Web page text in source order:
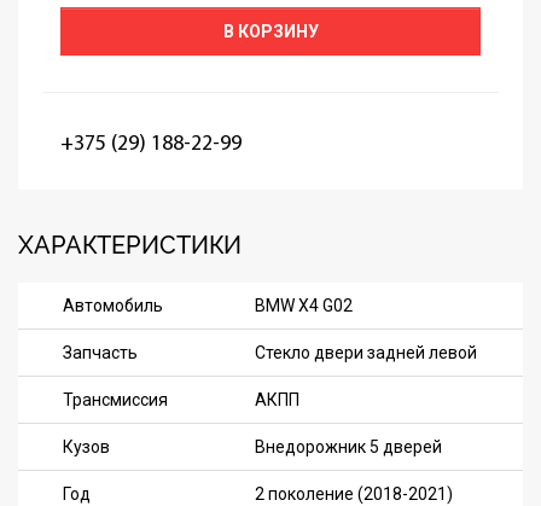
В КОРЗИНУ
+375 (29) 188-22-99
ХАРАКТЕРИСТИКИ
Автомобиль BMW X4 G02
Запчасть Стекло двери задней левой
Трансмиссия АКПП
Кузов Внедорожник 5 дверей
Год 2 поколение (2018-2021)